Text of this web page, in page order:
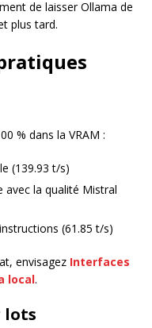
de laisser Ollama de
plus tard.
% dans la VRAM :
(139.93 t/s)
la qualité Mistral
(61.85 t/s)
envisagez Interfaces
local.
lots